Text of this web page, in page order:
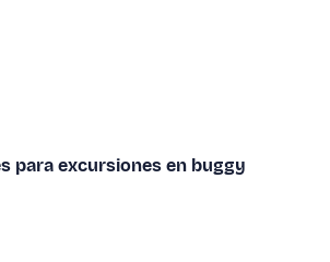
para excursiones en buggy